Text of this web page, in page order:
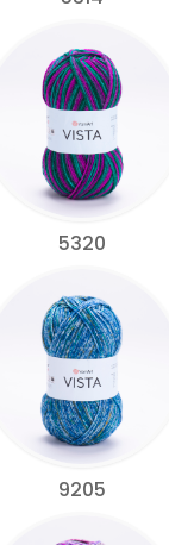
5320
9205